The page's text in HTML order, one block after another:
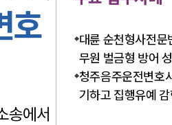
호
송에서
대륜 순천형사전문
무원 벌금형 방어
청주음주운전변호
기하고 집행유예 감